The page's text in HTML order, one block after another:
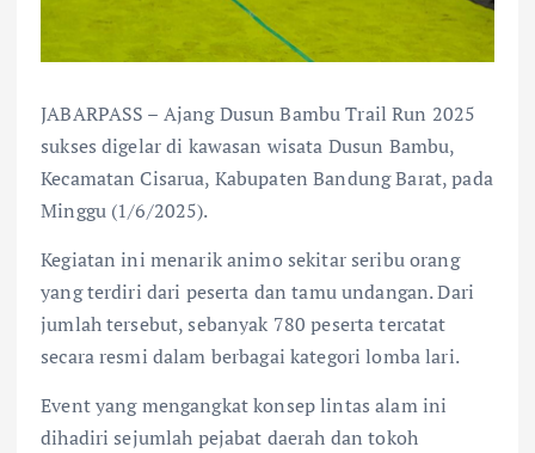
JABARPASS – Ajang Dusun Bambu Trail Run 2025
sukses digelar di kawasan wisata Dusun Bambu,
Kecamatan Cisarua, Kabupaten Bandung Barat, pada
Minggu (1/6/2025).
Kegiatan ini menarik animo sekitar seribu orang
yang terdiri dari peserta dan tamu undangan. Dari
jumlah tersebut, sebanyak 780 peserta tercatat
secara resmi dalam berbagai kategori lomba lari.
Event yang mengangkat konsep lintas alam ini
dihadiri sejumlah pejabat daerah dan tokoh